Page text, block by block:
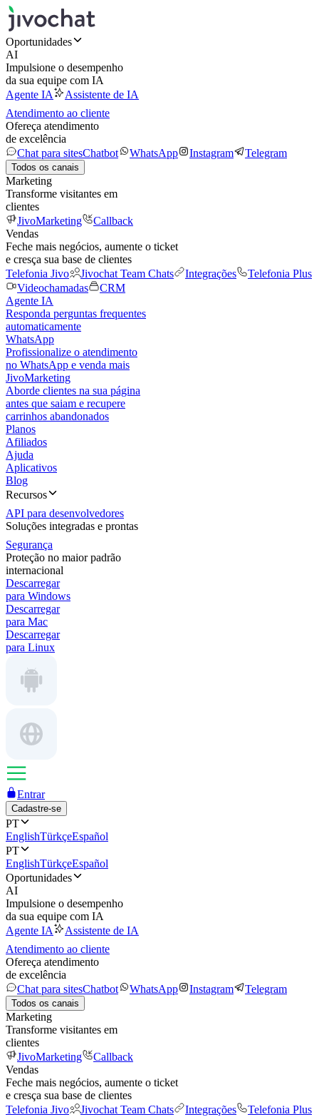
Oportunidades
AI
Impulsione o desempenho
da sua equipe com IA
Agente IA
Assistente de IA
Atendimento ao cliente
Ofereça atendimento
de excelência
Chat para sitesChatbot WhatsApp Instagram Telegram
Todos os canais
Marketing
Transforme visitantes em
clientes
JivoMarketing
Callback
Vendas
Feche mais negócios, aumente o ticket
e cresça sua base de clientes
Telefonia Jivo
Jivochat Team Chats Integrações
Telefonia Plus
Videochamadas
CRM
Agente IA
Responda perguntas frequentes
automaticamente
WhatsApp
Profissionalize o atendimento
no WhatsApp e venda mais
JivoMarketing
Aborde clientes na sua página
antes que saiam e recupere
carrinhos abandonados
Planos
Afiliados
Ajuda
Aplicativos
Blog
Recursos
API para desenvolvedores
Soluções integradas e prontas
Segurança
Proteção no maior padrão
internacional
Descarregar
para Windows
Descarregar
para Mac
Descarregar
para Linux
Entrar
Cadastre-se
PT
EnglishTürkçeEspañol
PT
EnglishTürkçeEspañol
Oportunidades
AI
Impulsione o desempenho
da sua equipe com IA
Agente IA
Assistente de IA
Atendimento ao cliente
Ofereça atendimento
de excelência
Chat para sitesChatbot WhatsApp Instagram Telegram
Todos os canais
Marketing
Transforme visitantes em
clientes
JivoMarketing
Callback
Vendas
Feche mais negócios, aumente o ticket
e cresça sua base de clientes
Telefonia Jivo
Jivochat Team Chats Integrações
Telefonia Plus